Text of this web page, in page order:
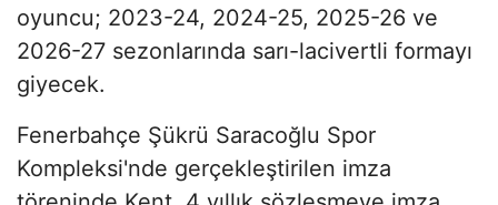
oyuncu; 2023-24, 2024-25, 2025-26 ve
2026-27 sezonlarında sarı-lacivertli formayı
giyecek.
Fenerbahçe Şükrü Saracoğlu Spor
Kompleksi'nde gerçekleştirilen imza